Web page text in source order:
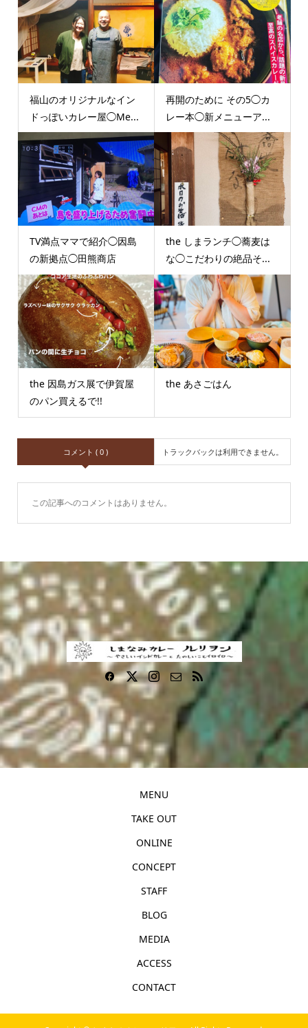
福山のオリジナルなイン
ドっぽいカレー屋◯Me...
再開のために その5◯カ
レー本◯新メニューア...
TV満点ママで紹介◯因島
の新拠点◯田熊商店
the しまランチ◯蕎麦は
な◯こだわりの絶品そ...
the 因島ガス展で伊賀屋
のパン買えるで!!
the あさごはん
コメント ( 0 ) トラックバックは利用できません。
この記事へのコメントはありません。
MENU
TAKE OUT
ONLINE
CONCEPT
STAFF
BLOG
MEDIA
ACCESS
CONTACT